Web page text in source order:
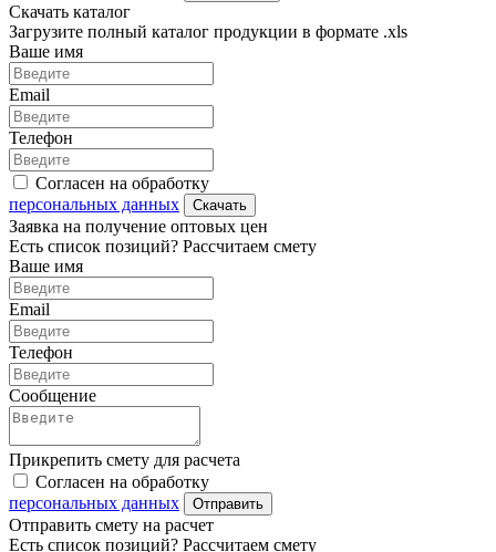
Скачать каталог
Загрузите полный каталог продукции в формате .xls
Ваше имя
Email
Телефон
Согласен на обработку
персональных данных
Скачать
Заявка на получение оптовых цен
Есть список позиций? Рассчитаем смету
Ваше имя
Email
Телефон
Сообщение
Прикрепить смету для расчета
Согласен на обработку
персональных данных
Отправить
Отправить смету на расчет
Есть список позиций? Рассчитаем смету